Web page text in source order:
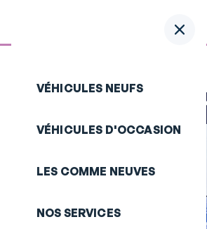
VÉHICULES NEUFS
VÉHICULES D'OCCASION
LES COMME NEUVES
NOS SERVICES